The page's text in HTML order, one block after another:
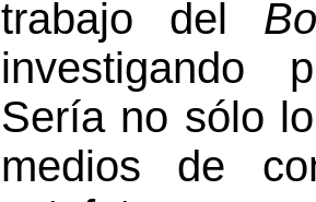
trabajo del
investigando
Sería no sólo
medios de